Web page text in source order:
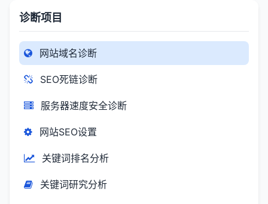
诊断项目
网站域名诊断
SEO死链诊断
服务器速度安全诊断
网站SEO设置
关键词排名分析
关键词研究分析